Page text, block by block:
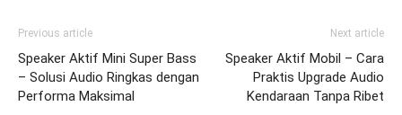
Previous article
Speaker Aktif Mini Super Bass
– Solusi Audio Ringkas dengan
Performa Maksimal
Next article
Speaker Aktif Mobil – Cara
Praktis Upgrade Audio
Kendaraan Tanpa Ribet